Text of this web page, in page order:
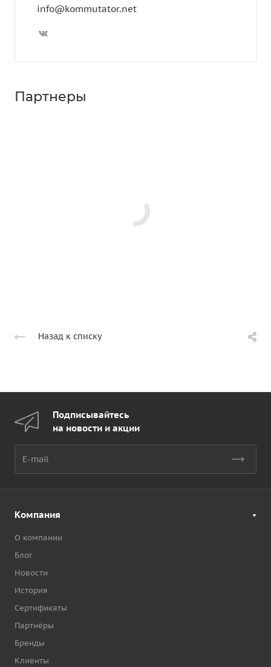
info@kommutator.net
Партнеры
Назад к списку
Подписывайтесь
на новости и акции
Компания
О компании
Блог
Новости
История
Сертификаты
Партнёры
Бренды
Клиенты